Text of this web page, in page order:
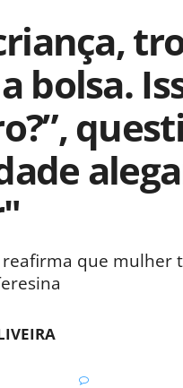
bolsa.
que mulher